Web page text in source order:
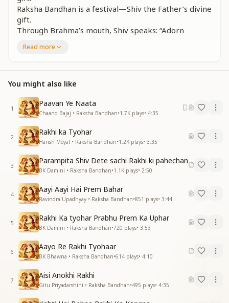
Raksha Bandhan is a festival—Shiv the Father’s divine
gift.
Through Brahma’s mouth, Shiv speaks: “Adorn
Raksha Bandhan is a festival—Shiv the Father’s divine
Raksha Bandhan is the festival of divine uplift.
पवित्रता की पावन राखी से, जग को सजाना है
चुनकर के दुखों के कांटे, सबको फूल बनाना है
सब को फूल बनाना है
With the sacred Rakhi of purity, we must decorate
the world today.
Plucking away the thorns of sorrow, we’ll help each
soul bloom like a bouquet.
Help every soul bloom like a bouquet.
इस राखी से आएगी धरती पर सतयुग की बहार
रक्षा बंधन का त्यौहार, शिव पिता का है उपहार
रक्षा बंधन का त्यौहार
Through this Rakhi will come the spring of the
Golden Age on earth once more.
Raksha Bandhan is a festival—Shiv the Father’s divine
gift to the core.
Raksha Bandhan is the festival we adore.
आत्मा की चमक को तुम अब बढ़ाते जाओ
Read more
You might also like
1
Paavan Ye Naata
Chaand Bajaj • Raksha Bandhan•1.7K plays• 4:35
2
Rakhi ka Tyohar
Harish Moyal • Raksha Bandhan•1.2K plays• 3:35
3
Parampita Shiv Dete sachi Rakhi ki pahechan
BK Damini • Raksha Bandhan•1.1K plays• 2:50
4
Aayi Aayi Hai Prem Bahar
Ravindra Upadhyay • Raksha Bandhan•851 plays• 3:44
5
Rakhi Ka tyohar Prabhu Prem Ka Uphar
BK Damini • Raksha Bandhan•720 plays• 3:53
6
Aayo Re Rakhi Tyohaar
BK Bhawna • Raksha Bandhan•614 plays• 4:10
7
Aisi Anokhi Rakhi
Gitu Priyadarshini • Raksha Bandhan•495 plays• 4:35